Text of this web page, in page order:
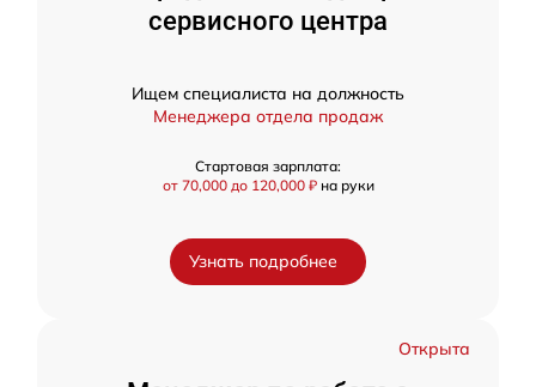
сервисного центра
Ищем специалиста на должность
Менеджера отдела продаж
Стартовая зарплата:
от 70,000 до 120,000 ₽ на руки
Узнать подробнее
Открыта